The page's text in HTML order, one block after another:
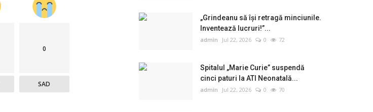
0
SAD
„Grindeanu să își retragă minciunile.
Inventează lucruri!”...
admin Jul 22, 2026 0 72
Spitalul „Marie Curie” suspendă
cinci paturi la ATI Neonatală...
admin Jul 22, 2026 0 70